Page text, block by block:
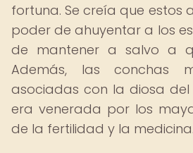
fortuna. Se creía que estos
poder de ahuyentar a los
de mantener a salvo a
Además, las conchas
asociadas con la diosa del
era venerada por los
de la fertilidad y la medicina.